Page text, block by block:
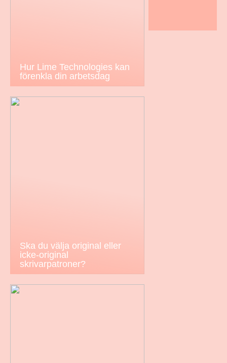
Hur Lime Technologies kan
förenkla din arbetsdag
Ska du välja original eller
icke-original
skrivarpatroner?